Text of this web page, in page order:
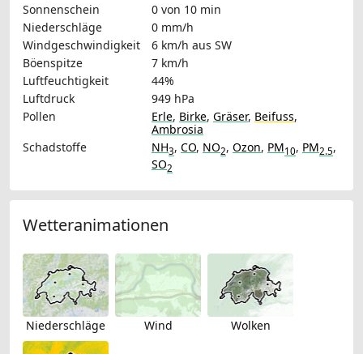
Sonnenschein
0 von 10 min
Niederschläge
0 mm/h
Windgeschwindigkeit
6 km/h aus SW
Böenspitze
7 km/h
Luftfeuchtigkeit
44%
Luftdruck
949 hPa
Pollen
Erle, Birke, Gräser, Beifuss,
Ambrosia
Schadstoffe
NH3, CO, NO2, Ozon, PM10, PM2.5,
SO2
Wetteranimationen
Niederschläge Wind Wolken